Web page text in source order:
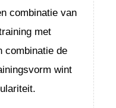
combinatie van
met
combinatie de
wint